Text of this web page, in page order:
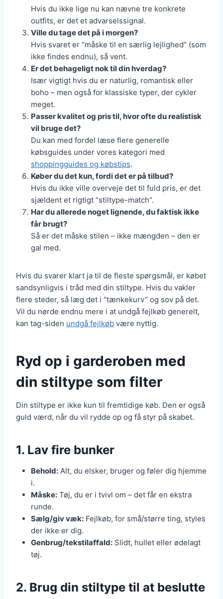
Hvis du ikke lige nu kan nævne tre konkrete
outfits, er det et advarselssignal.
Ville du tage det på i morgen?
Hvis svaret er “måske til en særlig lejlighed” (som
ikke findes endnu), så vent.
Er det behageligt nok til din hverdag?
Især vigtigt hvis du er naturlig, romantisk eller
boho – men også for klassiske typer, der cykler
meget.
Passer kvalitet og pris til, hvor ofte du realistisk
vil bruge det?
Du kan med fordel læse flere generelle
købsguides under vores kategori med
shoppingguides og købstips.
Køber du det kun, fordi det er på tilbud?
Hvis du ikke ville overveje det til fuld pris, er det
sjældent et rigtigt “stiltype-match”.
Har du allerede noget lignende, du faktisk ikke
får brugt?
Så er det måske stilen – ikke mængden – den er
gal med.
Hvis du svarer klart ja til de fleste spørgsmål, er købet
sandsynligvis i tråd med din stiltype. Hvis du vakler
flere steder, så læg det i “tænkekurv” og sov på det.
Vil du nørde endnu mere i at undgå fejlkøb generelt,
kan tag-siden undgå fejlkøb være nyttig.
Ryd op i garderoben med
din stiltype som filter
Din stiltype er ikke kun til fremtidige køb. Den er også
guld værd, når du vil rydde op og få styr på skabet.
1. Lav fire bunker
Behold: Alt, du elsker, bruger og føler dig hjemme
i.
Måske: Tøj, du er i tvivl om – det får en ekstra
runde.
Sælg/giv væk: Fejlkøb, for små/større ting, styles
der ikke er dig.
Genbrug/tekstilaﬀald: Slidt, hullet eller ødelagt
tøj.
2. Brug din stiltype til at beslutte